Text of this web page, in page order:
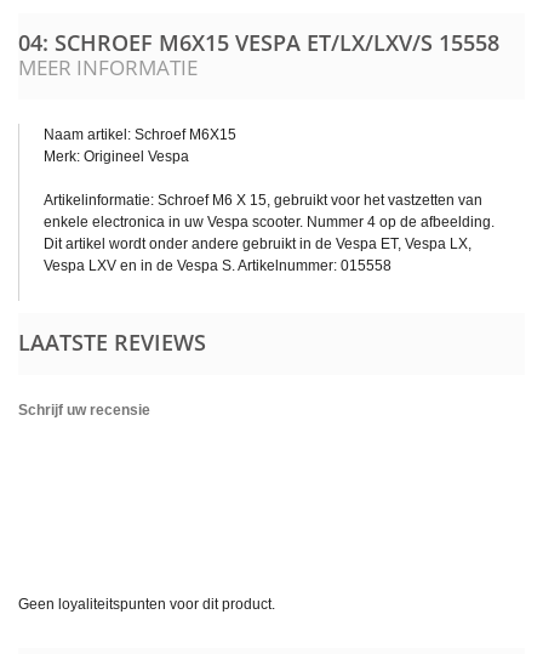
04: SCHROEF M6X15 VESPA ET/LX/LXV/S 15558
MEER INFORMATIE
Naam artikel: Schroef M6X15
Merk: Origineel Vespa
Artikelinformatie: Schroef M6 X 15, gebruikt voor het vastzetten van
enkele electronica in uw Vespa scooter. Nummer 4 op de afbeelding.
Dit artikel wordt onder andere gebruikt in de Vespa ET, Vespa LX,
Vespa LXV en in de Vespa S. Artikelnummer: 015558
LAATSTE REVIEWS
Schrijf uw recensie
Geen loyaliteitspunten voor dit product.